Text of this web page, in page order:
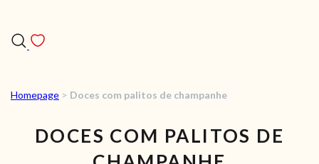
RECEITAS
VÍDEOS
Homepage > Doces com palitos de champanhe
DOCES COM PALITOS DE